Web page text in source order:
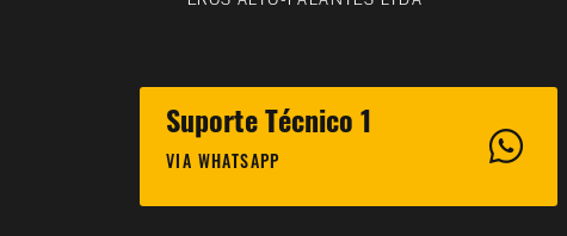
Suporte Técnico 1
VIA WHATSAPP